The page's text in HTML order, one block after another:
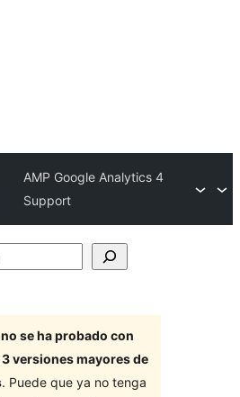
AMP Google Analytics 4
Support
no se ha probado con
versiones mayores de
. Puede que ya no tenga